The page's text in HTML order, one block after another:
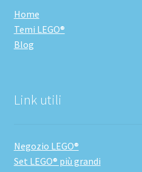
Home
Temi LEGO®
Blog
Link utili
Negozio LEGO®
Set LEGO® più grandi